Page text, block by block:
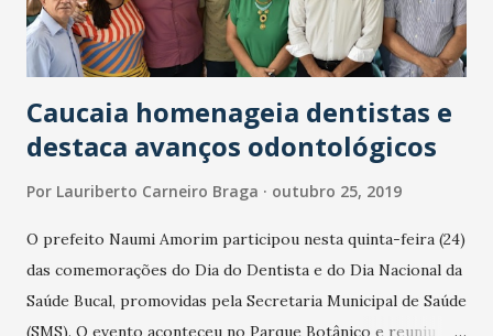
a limpeza nos próximos dias. Ao todo foram doados mais de
300...
Caucaia homenageia dentistas e
destaca avanços odontológicos
Por Lauriberto Carneiro Braga outubro 25, 2019
O prefeito Naumi Amorim participou nesta quinta-feira (24)
das comemorações do Dia do Dentista e do Dia Nacional da
Saúde Bucal, promovidas pela Secretaria Municipal de Saúde
(SMS). O evento aconteceu no Parque Botânico e reuniu